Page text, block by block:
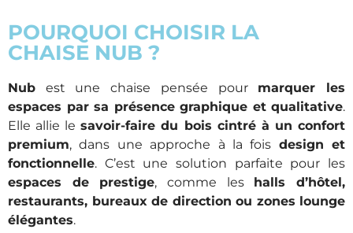
POURQUOI CHOISIR LA
CHAISE NUB ?
Nub est une chaise pensée pour marquer les
espaces par sa présence graphique et qualitative.
Elle allie lesavoir-faire du bois cintré à un confort
premium, dans une approche à la fois design et
fonctionnelle. C’est une solution parfaite pour les
espaces de prestige, comme les halls d’hôtel,
restaurants, bureaux de direction ou zones lounge
élégantes.